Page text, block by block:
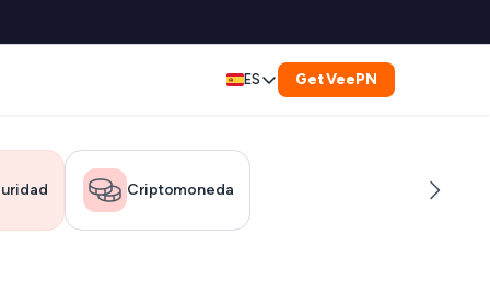
ES
Français
Get VeePN
Criptomoneda